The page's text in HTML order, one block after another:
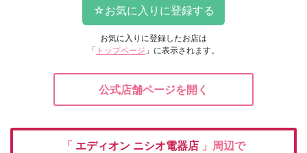
お気に入りに登録したお店は
「 トップページ 」に表示されます。
公式店舗ページを開く
「 エディオン ニシオ電器店 」周辺で